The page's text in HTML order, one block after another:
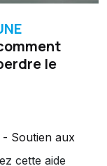
le
- Soutien aux
cette aide